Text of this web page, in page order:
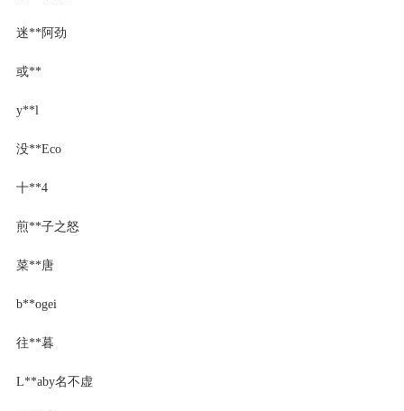
迷**阿劲
或**
y**l
没**Eco
十**4
煎**子之怒
菜**唐
b**ogei
往**暮
L**aby名不虚